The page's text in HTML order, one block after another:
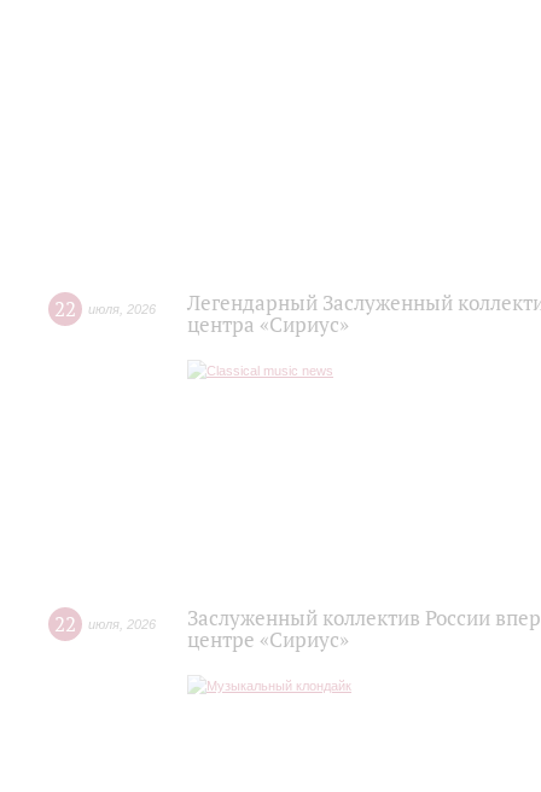
22 июля 2026
Легендарный Заслуженный
центра «Сириус»
22 июля 2026
Заслуженный коллектив России
центре «Сириус»